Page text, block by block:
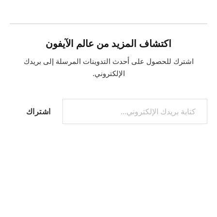
اكتشاف المزيد من عالم الآيفون
اشترك للحصول على أحدث التدوينات المرسلة إلى بريدك
الإلكتروني.
كتابة بريدك الإلكتروني...
اشتراك